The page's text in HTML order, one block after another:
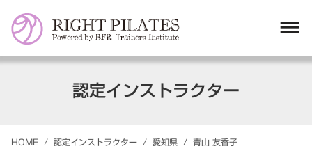
認定インストラクター
HOME / 認定インストラクター / 愛知県 / 青山友香子
dehaze